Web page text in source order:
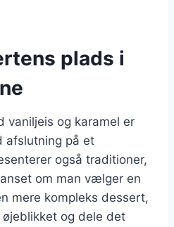
plads i
vaniljeis og karamel er
afslutning på et
også traditioner,
om man vælger en
mere kompleks dessert,
og dele det